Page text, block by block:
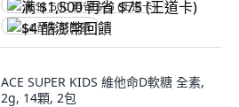
满 $1,500 再省 $75 (王道卡)
$4 酷澎幣回饋
ACE SUPER KIDS 維他命D軟糖 全素,
2g, 14顆, 2包